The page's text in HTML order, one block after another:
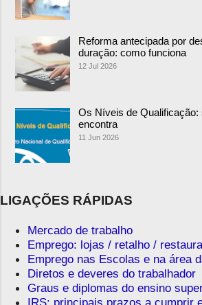
Reforma antecipada por
duração: como funciona
12 Jul 2026
Os Níveis de
encontra
11 Jun 2026
LIGAÇÕES RÁPIDAS
Mercado de trabalho
Emprego: lojas / retalho /
Emprego nas Escolas e na área
Diretos e deveres do trabalhador
Graus e diplomas do ensino
IRS: principais prazos a cumprir